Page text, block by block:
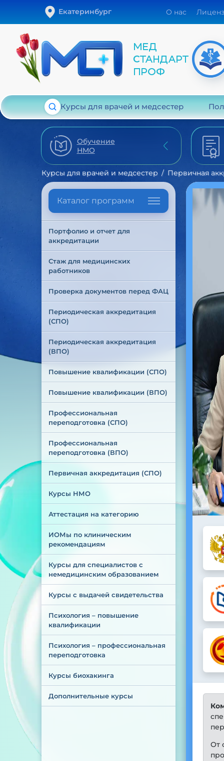
Екатеринбург О нас
Курсы для врачей и медсестер
Обучение
НМО
Курсы для врачей и медсестер Первичная
Каталог программ
Портфолио и отчет для
аккредитации
Стаж для медицинских
работников
Проверка документов перед ФАЦ
Периодическая аккредитация
(СПО)
Периодическая аккредитация
(ВПО)
Повышение квалификации (СПО)
Повышение квалификации (ВПО)
Профессиональная
переподготовка (СПО)
Профессиональная
переподготовка (ВПО)
Первичная аккредитация (СПО)
Курсы НМО
Аттестация на категорию
ИОМы по клиническим
рекомендациям
Курсы для специалистов с
немедицинским образованием
Курсы с выдачей свидетельства
Психология – повышение
квалификации
Психология – профессиональная
переподготовка
Курсы биохакинга
Дополнительные курсы
От